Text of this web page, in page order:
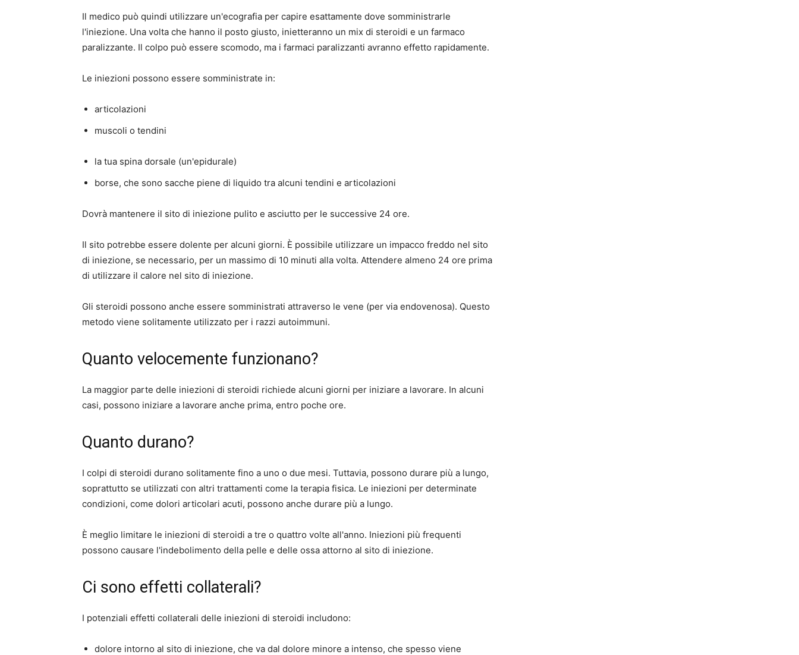
Il medico può quindi utilizzare un'ecografia per capire esattamente dove somministrarle
l'iniezione. Una volta che hanno il posto giusto, inietteranno un mix di steroidi e un farmaco
paralizzante. Il colpo può essere scomodo, ma i farmaci paralizzanti avranno effetto rapidamente.
Le iniezioni possono essere somministrate in:
articolazioni
muscoli o tendini
la tua spina dorsale (un'epidurale)
borse, che sono sacche piene di liquido tra alcuni tendini e articolazioni
Dovrà mantenere il sito di iniezione pulito e asciutto per le successive 24 ore.
Il sito potrebbe essere dolente per alcuni giorni. È possibile utilizzare un impacco freddo nel sito
di iniezione, se necessario, per un massimo di 10 minuti alla volta. Attendere almeno 24 ore prima
di utilizzare il calore nel sito di iniezione.
Gli steroidi possono anche essere somministrati attraverso le vene (per via endovenosa). Questo
metodo viene solitamente utilizzato per i razzi autoimmuni.
Quanto velocemente funzionano?
La maggior parte delle iniezioni di steroidi richiede alcuni giorni per iniziare a lavorare. In alcuni
casi, possono iniziare a lavorare anche prima, entro poche ore.
Quanto durano?
I colpi di steroidi durano solitamente fino a uno o due mesi. Tuttavia, possono durare più a lungo,
soprattutto se utilizzati con altri trattamenti come la terapia fisica. Le iniezioni per determinate
condizioni, come dolori articolari acuti, possono anche durare più a lungo.
È meglio limitare le iniezioni di steroidi a tre o quattro volte all'anno. Iniezioni più frequenti
possono causare l'indebolimento della pelle e delle ossa attorno al sito di iniezione.
Ci sono effetti collaterali?
I potenziali effetti collaterali delle iniezioni di steroidi includono:
dolore intorno al sito di iniezione, che va dal dolore minore a intenso, che spesso viene